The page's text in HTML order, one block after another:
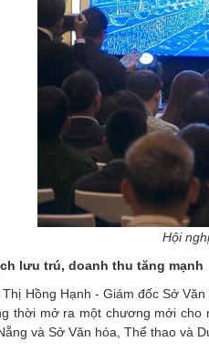
Hội
lưu trú, doanh thu tăng mạnh
Hồng Hạnh - Giám đốc Sở
thời mở ra một chương mới
và Sở Văn hóa, Thể thao và